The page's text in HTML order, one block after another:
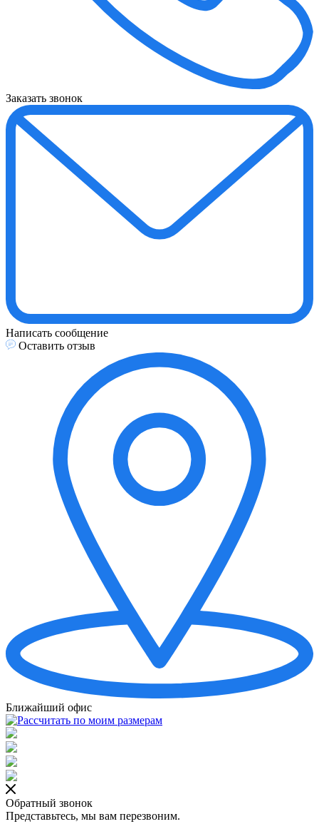
Заказать звонок
Написать сообщение
Оставить отзыв
Ближайший офис
Обратный звонок
Представьтесь, мы вам перезвоним.